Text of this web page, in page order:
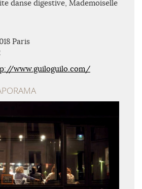
danse digestive, Mademoiselle
Paris
www.guiloguilo.com/